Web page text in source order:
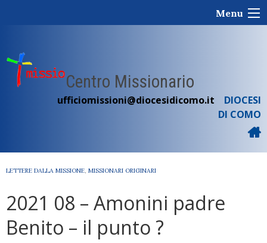
Menu
Centro Missionario
ufficiomissioni@diocesidicomo.it
DIOCESI
DI COMO
LETTERE DALLA MISSIONE, MISSIONARI ORIGINARI
2021 08 – Amonini padre
Benito – il punto ?